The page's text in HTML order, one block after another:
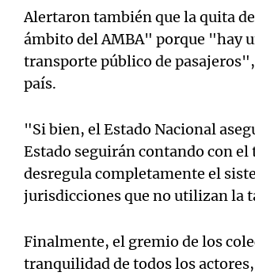
Alertaron también que la quita
ámbito del AMBA" porque "hay
transporte público de
país.
"Si bien, el Estado Nacional
Estado seguirán contando con el
desregula completamente el
jurisdicciones que no utilizan la
Finalmente, el gremio de los
tranquilidad de todos los